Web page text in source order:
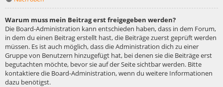
Warum muss mein Beitrag erst freigegeben werden?
Die Board-Administration kann entschieden haben, dass in dem Forum,
in dem du einen Beitrag erstellt hast, die Beiträge zuerst geprüft werden
müssen. Es ist auch möglich, dass die Administration dich zu einer
Gruppe von Benutzern hinzugefügt hat, bei denen sie die Beiträge erst
begutachten möchte, bevor sie auf der Seite sichtbar werden. Bitte
kontaktiere die Board-Administration, wenn du weitere Informationen
dazu benötigst.